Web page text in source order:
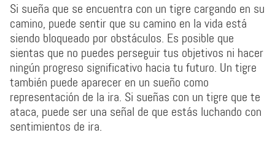
Si sueña que se encuentra con un tigre cargando en su
camino, puede sentir que su camino en la vida está
siendo bloqueado por obstáculos. Es posible que
sientas que no puedes perseguir tus objetivos ni hacer
ningún progreso significativo hacia tu futuro. Un tigre
también puede aparecer en un sueño como
representación de la ira. Si sueñas con un tigre que te
ataca, puede ser una señal de que estás luchando con
sentimientos de ira.